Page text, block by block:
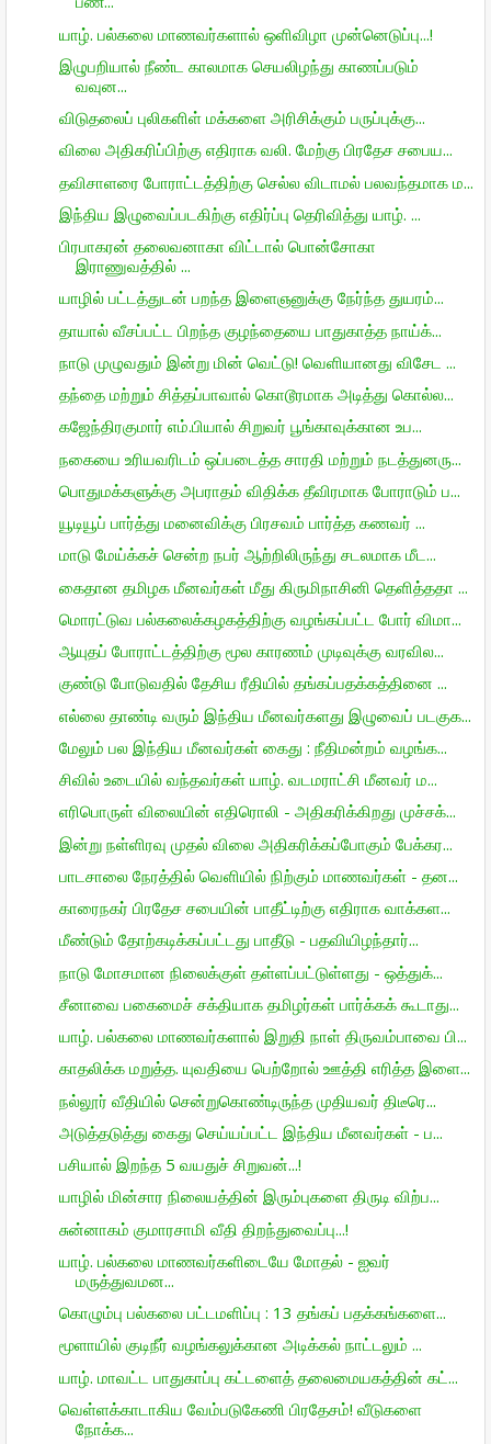
யாழ். பல்கலை மாணவர்களால் ஒளிவிழா முன்னெடுப்பு...!
இழுபறியால் நீண்ட காலமாக செயலிழந்து காணப்படும்
வவுன...
விடுதலைப் புலிகளிள் மக்களை அரிசிக்கும் பருப்புக்கு...
விலை அதிகரிப்பிற்கு எதிராக வலி. மேற்கு பிரதேச சபைய...
தவிசாளரை போராட்டத்திற்கு செல்ல விடாமல் பலவந்தமாக ம...
இந்திய இழுவைப்படகிற்கு எதிர்ப்பு தெரிவித்து யாழ். ...
பிரபாகரன் தலைவனாகா விட்டால் பொன்சோகா
இராணுவத்தில் ...
யாழில் பட்டத்துடன் பறந்த இளைஞனுக்கு நேர்ந்த துயரம்...
தாயால் வீசப்பட்ட பிறந்த குழந்தையை பாதுகாத்த நாய்க்...
நாடு முழுவதும் இன்று மின் வெட்டு! வெளியானது விசேட ...
தந்தை மற்றும் சித்தப்பாவால் கொடூரமாக அடித்து கொல்ல...
கஜேந்திரகுமார் எம்.பியால் சிறுவர் பூங்காவுக்கான உப...
நகையை உரியவரிடம் ஒப்படைத்த சாரதி மற்றும் நடத்துனரு...
பொதுமக்களுக்கு அபராதம் விதிக்க தீவிரமாக போராடும் ப...
யூடியூப் பார்த்து மனைவிக்கு பிரசவம் பார்த்த கணவர் ...
மாடு மேய்க்கச் சென்ற நபர் ஆற்றிலிருந்து சடலமாக மீட...
கைதான தமிழக மீனவர்கள் மீது கிருமிநாசினி தெளித்ததா ...
மொரட்டுவ பல்கலைக்கழகத்திற்கு வழங்கப்பட்ட போர் விமா...
ஆயுதப் போராட்டத்திற்கு மூல காரணம் முடிவுக்கு வரவில...
குண்டு போடுவதில் தேசிய ரீதியில் தங்கப்பதக்கத்தினை ...
எல்லை தாண்டி வரும் இந்திய மீனவர்களது இழுவைப் படகுக...
மேலும் பல இந்திய மீனவர்கள் கைது : நீதிமன்றம் வழங்க...
சிவில் உடையில் வந்தவர்கள் யாழ். வடமராட்சி மீனவர் ம...
எரிபொருள் விலையின் எதிரொலி - அதிகரிக்கிறது முச்சக்...
இன்று நள்ளிரவு முதல் விலை அதிகரிக்கப்போகும் பேக்கர...
பாடசாலை நேரத்தில் வெளியில் நிற்கும் மாணவர்கள் - தன...
காரைநகர் பிரதேச சபையின் பாதீட்டிற்கு எதிராக வாக்கள...
மீண்டும் தோற்கடிக்கப்பட்டது பாதீடு - பதவியிழந்தார்...
நாடு மோசமான நிலைக்குள் தள்ளப்பட்டுள்ளது - ஒத்துக்...
சீனாவை பகைமைச் சக்தியாக தமிழர்கள் பார்க்கக் கூடாது...
யாழ். பல்கலை மாணவர்களால் இறுதி நாள் திருவம்பாவை பி...
காதலிக்க மறுத்த. யுவதியை பெற்றோல் ஊத்தி எரித்த இளை...
நல்லூர் வீதியில் சென்றுகொண்டிருந்த முதியவர் திடீரெ...
அடுத்தடுத்து கைது செய்யப்பட்ட இந்திய மீனவர்கள் - ப...
பசியால் இறந்த 5 வயதுச் சிறுவன்...!
யாழில் மின்சார நிலையத்தின் இரும்புகளை திருடி விற்ப...
சுன்னாகம் குமாரசாமி வீதி திறந்துவைப்பு...!
யாழ். பல்கலை மாணவர்களிடையே மோதல் - ஐவர்
மருத்துவமன...
கொழும்பு பல்கலை பட்டமளிப்பு : 13 தங்கப் பதக்கங்களை...
மூளாயில் குடிநீர் வழங்கலுக்கான அடிக்கல் நாட்டலும் ...
யாழ். மாவட்ட பாதுகாப்பு கட்டளைத் தலைமையகத்தின் கட்...
வெள்ளக்காடாகிய வேம்படுகேணி பிரதேசம்! வீடுகளை
நோக்க...